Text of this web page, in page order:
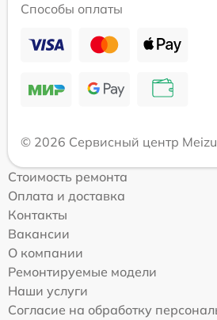
Способы оплаты
© 2026 Сервисный центр Meizu
Стоимость ремонта
Оплата и доставка
Контакты
Вакансии
О компании
Ремонтируемые модели
Наши услуги
Согласие на обработку